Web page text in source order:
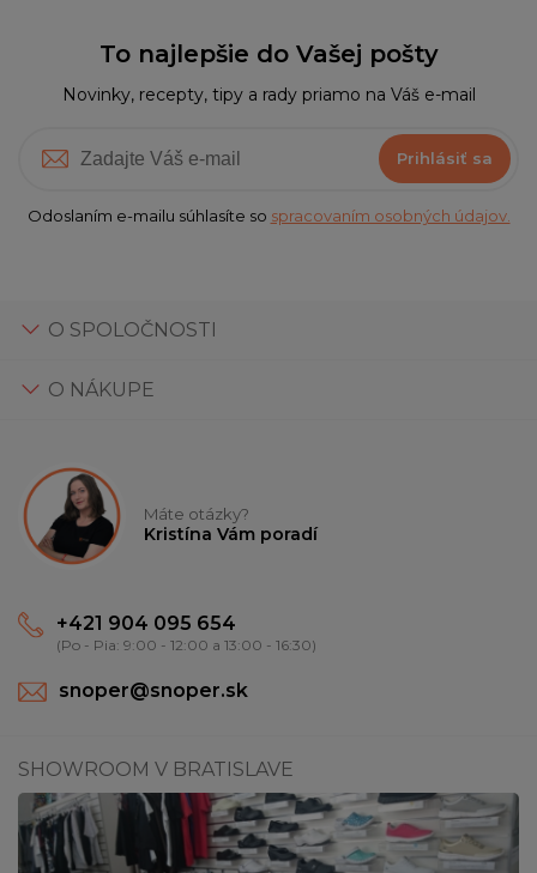
To najlepšie do Vašej pošty
Novinky, recepty, tipy a rady priamo na Váš e-mail
Prihlásiť sa
Odoslaním e-mailu súhlasíte so spracovaním osobných údajov.
O SPOLOČNOSTI
O NÁKUPE
Máte otázky?
Kristína Vám poradí
+421 904 095 654
(Po - Pia: 9:00 - 12:00 a 13:00 - 16:30)
snoper@snoper.sk
SHOWROOM V BRATISLAVE